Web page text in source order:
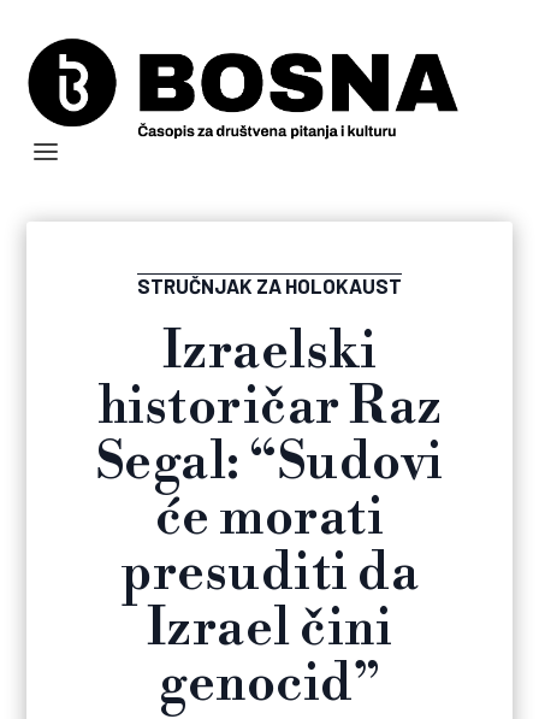
STRUČNJAK ZA HOLOKAUST
Izraelski
historičar Raz
Segal: “Sudovi
će morati
presuditi da
Izrael čini
genocid”